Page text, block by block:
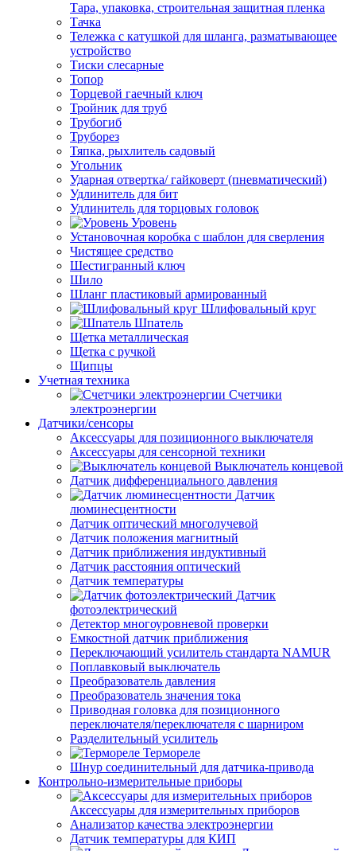
Тара, упаковка, строительная защитная пленка
Тачка
Тележка с катушкой для шланга, разматывающее
устройство
Тиски слесарные
Топор
Торцевой гаечный ключ
Тройник для труб
Трубогиб
Труборез
Тяпка, рыхлитель садовый
Угольник
Ударная отвертка/ гайковерт (пневматический)
Удлинитель для бит
Удлинитель для торцовых головок
Уровень
Установочная коробка с шаблон для сверления
Чистящее средство
Шестигранный ключ
Шило
Шланг пластиковый армированный
Шлифовальный круг
Шпатель
Щетка металлическая
Щетка с ручкой
Щипцы
Учетная техника
Счетчики
электроэнергии
Датчики/сенсоры
Аксессуары для позиционного выключателя
Аксессуары для сенсорной техники
Выключатель концевой
Датчик дифференциального давления
Датчик
люминесцентности
Датчик оптический многолучевой
Датчик положения магнитный
Датчик приближения индуктивный
Датчик расстояния оптический
Датчик температуры
Датчик
фотоэлектрический
Детектор многоуровневой проверки
Емкостной датчик приближения
Переключающий усилитель стандарта NAMUR
Поплавковый выключатель
Преобразователь давления
Преобразователь значения тока
Приводная головка для позиционного
переключателя/переключателя с шарниром
Разделительный усилитель
Термореле
Шнур соединительный для датчика-привода
Контрольно-измерительные приборы
Аксессуары для измерительных приборов
Анализатор качества электроэнергии
Датчик температуры для КИП